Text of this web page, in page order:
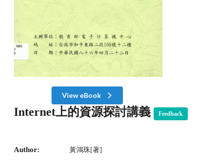
View eBook
Internet上的資源探討講義 Feedback
Author: 黃鴻珠[著]